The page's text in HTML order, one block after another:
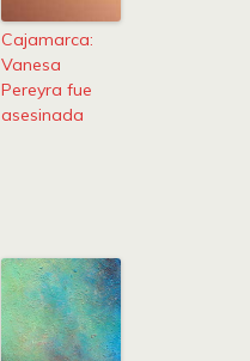
Cajamarca:
Vanesa
Pereyra fue
asesinada